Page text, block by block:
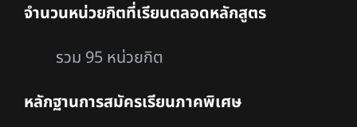
จำนวนหน่วยกิตที่เรียนตลอดหลักสูตร
รวม 95 หน่วยกิต
หลักฐานการสมัครเรียนภาคพิเศษ